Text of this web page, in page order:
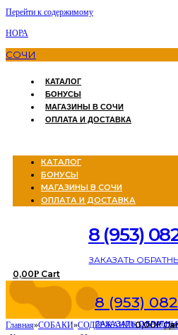
Перейти к содержимому
НОРА
СОЧИ
КАТАЛОГ
БОНУСЫ
МАГАЗИНЫ В СОЧИ
ОПЛАТА И ДОСТАВКА
КАТАЛОГ
БОНУСЫ
МАГАЗИНЫ В СОЧИ
ОПЛАТА И ДОСТАВКА
8 (953)
ЗАКАЗАТЬ
0,00Р Cart
8 (953)
ЗАКАЗАТЬ0,00Р
Главная»СОБАКИ»СОДЕРЖАНИЕ И УХОД»